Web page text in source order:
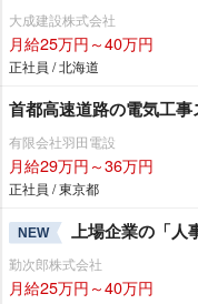
大成建設株式会社
月給25万円～40万円
正社員 / 北海道
首都高速道路の電気工
有限会社羽田電設
月給29万円～36万円
正社員 / 東京都
NEW 上場企業の「人
勤次郎株式会社
月給25万円～40万円